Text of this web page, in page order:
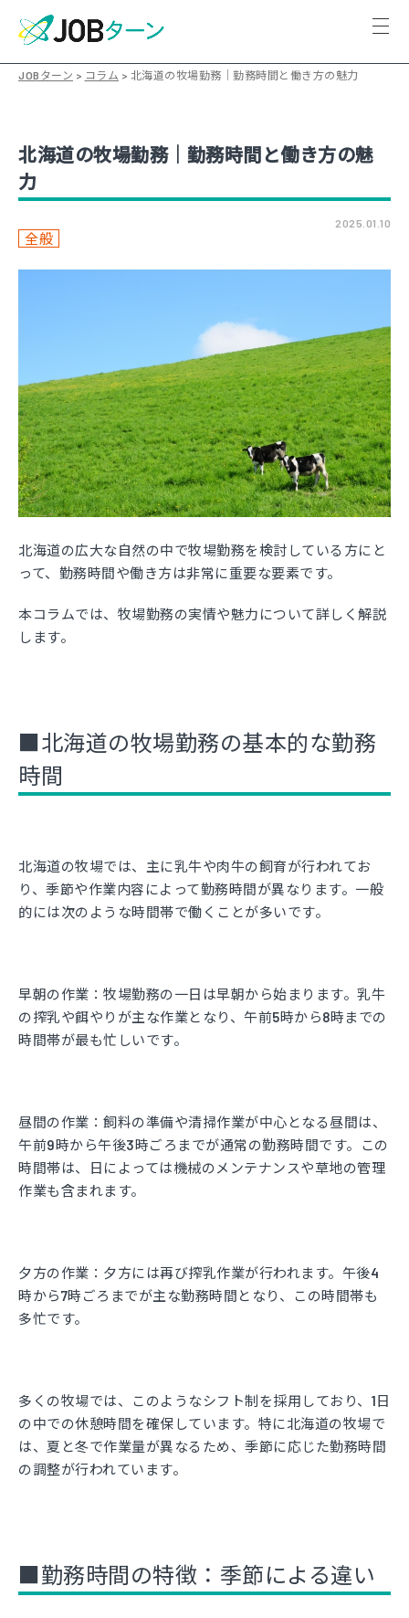
JOBターン > コラム > 北海道の牧場勤務｜勤務時間と働き方の魅力
北海道の牧場勤務｜勤務時間と働き方の魅
力
2025.01.10
全般
北海道の広大な自然の中で牧場勤務を検討している方にと
って、勤務時間や働き方は非常に重要な要素です。
本コラムでは、牧場勤務の実情や魅力について詳しく解説
します。
■北海道の牧場勤務の基本的な勤務
時間
北海道の牧場では、主に乳牛や肉牛の飼育が行われてお
り、季節や作業内容によって勤務時間が異なります。一般
的には次のような時間帯で働くことが多いです。
早朝の作業： 牧場勤務の一日は早朝から始まります。乳牛
の搾乳や餌やりが主な作業となり、午前5時から8時までの
時間帯が最も忙しいです。
昼間の作業： 飼料の準備や清掃作業が中心となる昼間は、
午前9時から午後3時ごろまでが通常の勤務時間です。この
時間帯は、日によっては機械のメンテナンスや草地の管理
作業も含まれます。
夕方の作業： 夕方には再び搾乳作業が行われます。午後4
時から7時ごろまでが主な勤務時間となり、この時間帯も
多忙です。
多くの牧場では、このようなシフト制を採用しており、1日
の中での休憩時間を確保しています。特に北海道の牧場で
は、夏と冬で作業量が異なるため、季節に応じた勤務時間
の調整が行われています。
■勤務時間の特徴：季節による違い